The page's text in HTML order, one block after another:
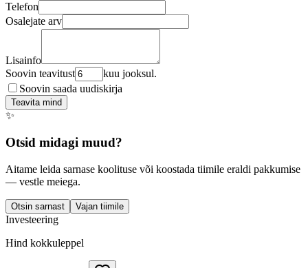
Telefon
Osalejate arv
Lisainfo
Soovin teavitust
kuu jooksul.
Soovin saada uudiskirja
Teavita mind
✨
Otsid midagi muud?
Aitame leida sarnase koolituse või koostada tiimile eraldi pakkumise
— vestle meiega.
Otsin sarnast Vajan tiimile
Investeering
Hind kokkuleppel